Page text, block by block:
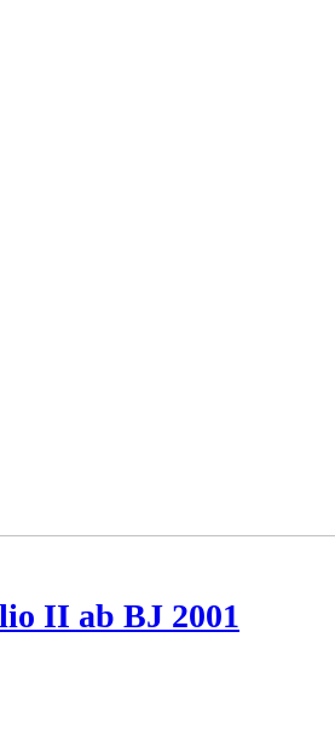
II ab BJ 2001